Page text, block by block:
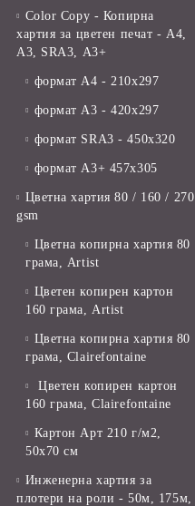
Color Copy - Копирна
хартия за цветен печат - А4,
А3, SRA3, А3+
формат А4 - 210x297
формат А3 - 420x297
формат SRA3 - 450x320
формат А3+ 457x305
Цветна хартия 80 / 160 / 270
gsm
Цветна копирна хартия 80
грама, Artist
Цветен копирен картон
160 грама, Artist
Цветна копирна хартия 80
грама, Clairefontaine
Цветен копирен картон
160 грама, Clairefontaine
Картон Арт 210 г/м2,
50х70 см
Инженерна хартия за
плотери на роли - 50м, 175м,